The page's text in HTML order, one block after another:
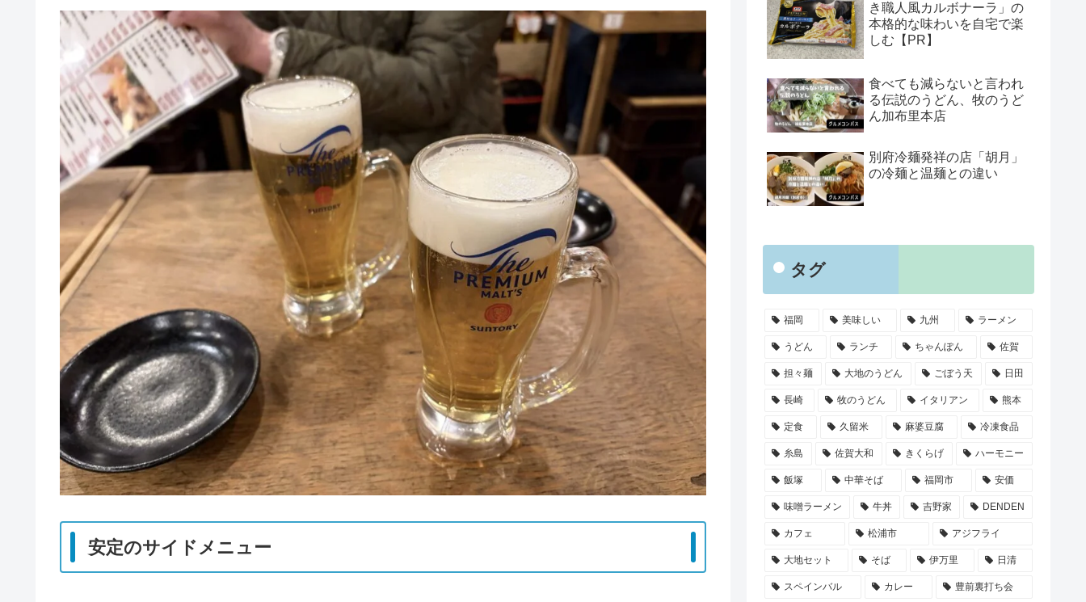
安定のサイドメニュー
き職人風カルボナーラ」の
本格的な味わいを自宅で楽
しむ【PR】
食べても減らないと言われ
る伝説のうどん、牧のうど
ん加布里本店
別府冷麺発祥の店「胡月」
の冷麺と温麺との違い
タグ
福岡 美味しい 九州 ラーメン
うどん ランチ ちゃんぽん 佐賀
担々麺 大地のうどん ごぼう天 日田
長崎 牧のうどん イタリアン 熊本
定食 久留米 麻婆豆腐 冷凍食品
糸島 佐賀大和 きくらげ ハーモニー
飯塚 中華そば 福岡市 安価
味噌ラーメン 牛丼 吉野家 DENDEN
カフェ 松浦市 アジフライ
大地セット そば 伊万里 日清
スペインバル カレー 豊前裏打ち会